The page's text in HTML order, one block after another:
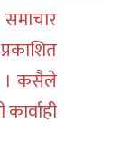
। कसैले